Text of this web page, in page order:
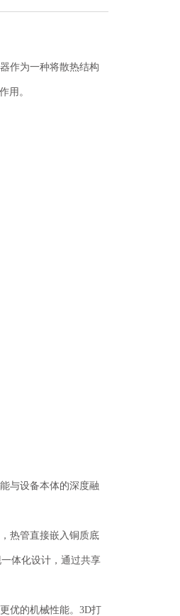
作为一种将散热结构
用。
与设备本体的深度融
热管直接嵌入铜质底
体化设计，通过共享
优的机械性能。3D打